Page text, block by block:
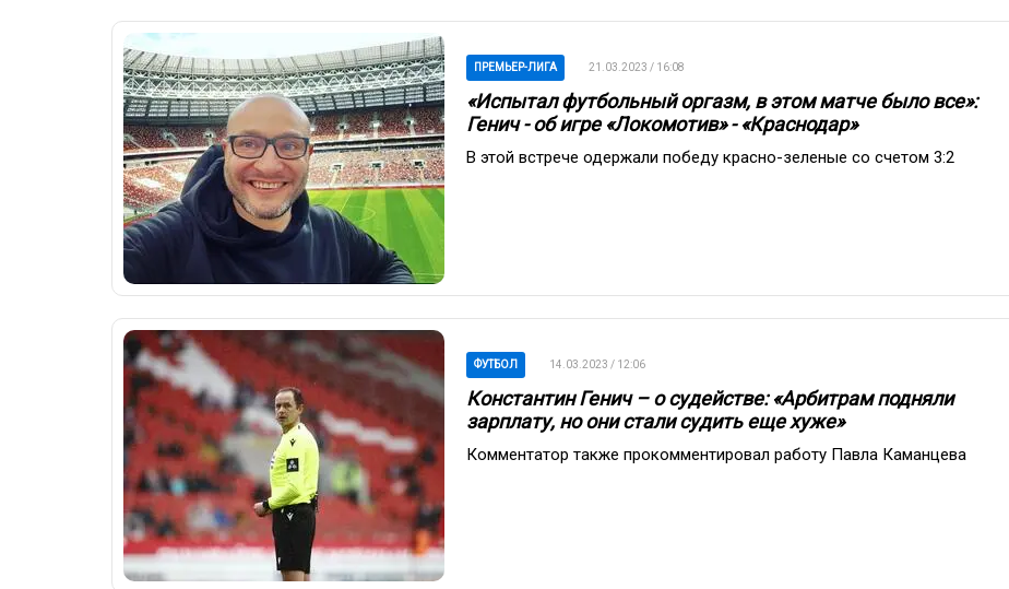
ПРЕМЬЕР-ЛИГА 21.03.2023 / 16:08
«Испытал футбольный оргазм, в этом матче было все»:
Генич - об игре «Локомотив» - «Краснодар»
В этой встрече одержали победу красно-зеленые со счетом 3:2
ФУТБОЛ 14.03.2023 / 12:06
Константин Генич – о судействе: «Арбитрам подняли
зарплату, но они стали судить еще хуже»
Комментатор также прокомментировал работу Павла Каманцева